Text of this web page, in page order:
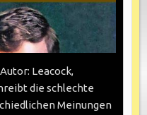
Leacock,
die schlechte
Meinungen